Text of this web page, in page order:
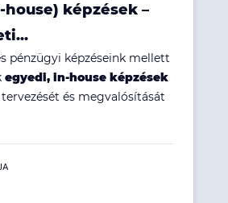
képzések –
pénzügyi képzéseink mellett
egyedi, in-house képzések
tervezését és megvalósítását